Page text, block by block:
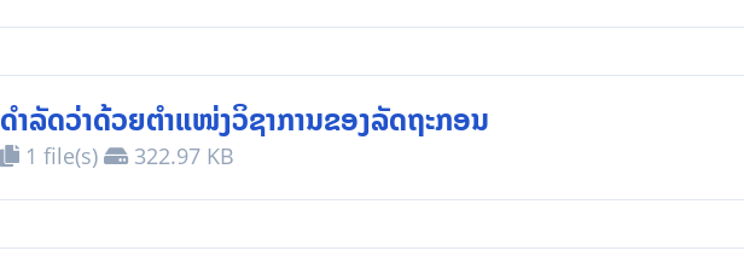
ດຳລັດວ່າດ້ວຍຕຳແໜ່ງວິຊາການຂອງລັດຖະກອນ
1 file(s) 322.97 KB